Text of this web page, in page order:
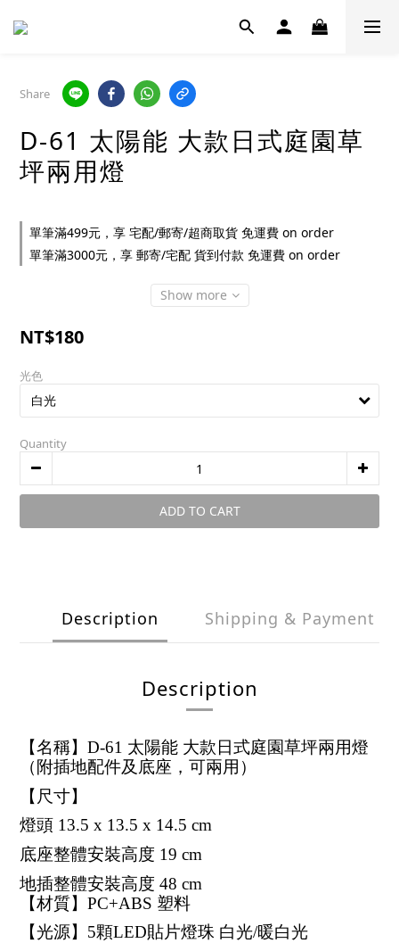
Share
D-61 太陽能 大款日式庭園草
坪兩用燈
單筆滿499元，享 宅配/郵寄/超商取貨 免運費 on order
單筆滿3000元，享 郵寄/宅配 貨到付款 免運費 on order
Show more
NT$180
光色
Quantity
ADD TO CART
Description Shipping & Payment
Description
【名稱】D-61 太陽能 大款日式庭園草坪兩用燈
（附插地配件及底座，可兩用）
【尺寸】
燈頭 13.5 x 13.5 x 14.5 cm
底座整體安裝高度 19 cm
地插整體安裝高度 48 cm
【材質】PC+ABS 塑料
【光源】5顆LED貼片燈珠 白光/暖白光